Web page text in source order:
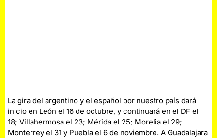
La gira del argentino y el español por nuestro país dará
inicio en León el 16 de octubre, y continuará en el DF el
18; Villahermosa el 23; Mérida el 25; Morelia el 29;
Monterrey el 31 y Puebla el 6 de noviembre. A Guadalajara